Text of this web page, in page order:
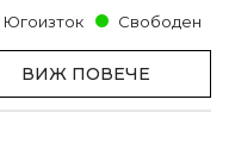
Югоизток Свободен
ВИЖ ПОВЕЧЕ